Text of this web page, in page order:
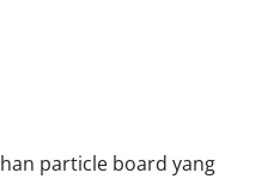
particle board yang